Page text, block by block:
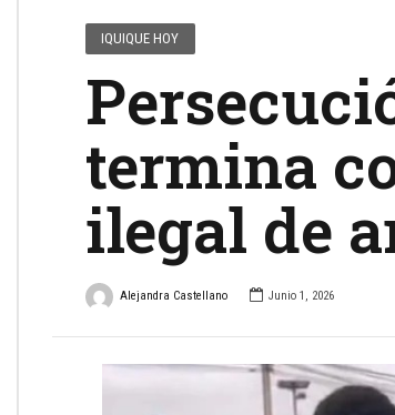
IQUIQUE HOY
termina
ilegal de
Alejandra Castellano Junio 1, 2026